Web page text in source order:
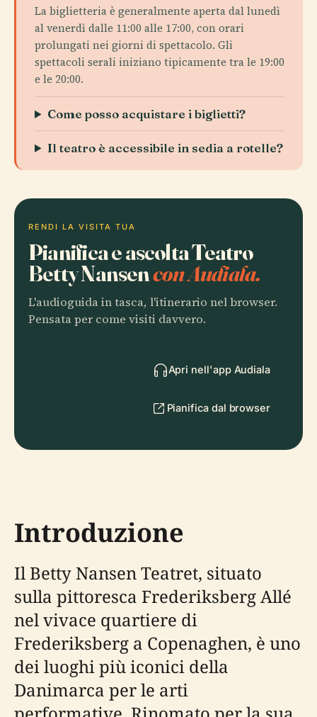
La biglietteria è generalmente aperta dal lunedì
al venerdì dalle 11:00 alle 17:00, con orari
prolungati nei giorni di spettacolo. Gli
spettacoli serali iniziano tipicamente tra le 19:00
e le 20:00.
Come posso acquistare i biglietti?
Il teatro è accessibile in sedia a rotelle?
RENDI LA VISITA TUA
Pianifica e ascolta Teatro
Betty Nansencon Audiala.
L'audioguida in tasca, l'itinerario nel browser.
Pensata per come visiti davvero.
Apri nell'app Audiala
Pianifica dal browser
Introduzione
Il Betty Nansen Teatret, situato
sulla pittoresca Frederiksberg Allé
nel vivace quartiere di
Frederiksberg a Copenaghen, è uno
dei luoghi più iconici della
Danimarca per le arti